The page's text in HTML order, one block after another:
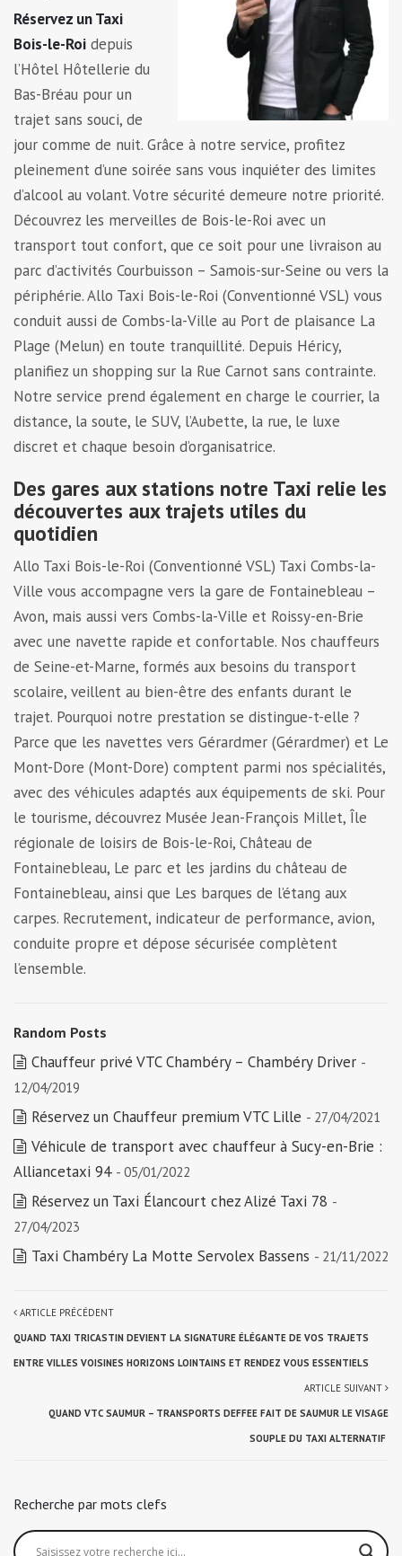
Réservez un Taxi
Bois-le-Roi depuis
l’Hôtel Hôtellerie du
Bas-Bréau pour un
trajet sans souci, de
jour comme de nuit. Grâce à notre service, profitez
pleinement d’une soirée sans vous inquiéter des limites
d’alcool au volant. Votre sécurité demeure notre priorité.
Découvrez les merveilles de Bois-le-Roi avec un
transport tout confort, que ce soit pour une livraison au
parc d’activités Courbuisson – Samois-sur-Seine ou vers la
périphérie. Allo Taxi Bois-le-Roi (Conventionné VSL) vous
conduit aussi de Combs-la-Ville au Port de plaisance La
Plage (Melun) en toute tranquillité. Depuis Héricy,
planifiez un shopping sur la Rue Carnot sans contrainte.
Notre service prend également en charge le courrier, la
distance, la soute, le SUV, l’Aubette, la rue, le luxe
discret et chaque besoin d’organisatrice.
Des gares aux stations notre Taxi relie les
découvertes aux trajets utiles du
quotidien
Allo Taxi Bois-le-Roi (Conventionné VSL) Taxi Combs-la-
Ville vous accompagne vers la gare de Fontainebleau –
Avon, mais aussi vers Combs-la-Ville et Roissy-en-Brie
avec une navette rapide et confortable. Nos chauffeurs
de Seine-et-Marne, formés aux besoins du transport
scolaire, veillent au bien-être des enfants durant le
trajet. Pourquoi notre prestation se distingue-t-elle ?
Parce que les navettes vers Gérardmer (Gérardmer) et Le
Mont-Dore (Mont-Dore) comptent parmi nos spécialités,
avec des véhicules adaptés aux équipements de ski. Pour
le tourisme, découvrez Musée Jean-François Millet, Île
régionale de loisirs de Bois-le-Roi, Château de
Fontainebleau, Le parc et les jardins du château de
Fontainebleau, ainsi que Les barques de l’étang aux
carpes. Recrutement, indicateur de performance, avion,
conduite propre et dépose sécurisée complètent
l’ensemble.
Random Posts
Chauffeur privé VTC Chambéry – Chambéry Driver -
12/04/2019
Réservez un Chauffeur premium VTC Lille - 27/04/2021
Véhicule de transport avec chauffeur à Sucy-en-Brie :
Alliancetaxi 94 - 05/01/2022
Réservez un Taxi Élancourt chez Alizé Taxi 78 -
27/04/2023
Taxi Chambéry La Motte Servolex Bassens - 21/11/2022
ARTICLE PRÉCÉDENT
QUAND TAXI TRICASTIN DEVIENT LA SIGNATURE ÉLÉGANTE DE VOS TRAJETS
ENTRE VILLES VOISINES HORIZONS LOINTAINS ET RENDEZ VOUS ESSENTIELS
ARTICLE SUIVANT
QUAND VTC SAUMUR – TRANSPORTS DEFFEE FAIT DE SAUMUR LE VISAGE
SOUPLE DU TAXI ALTERNATIF
Recherche par mots clefs